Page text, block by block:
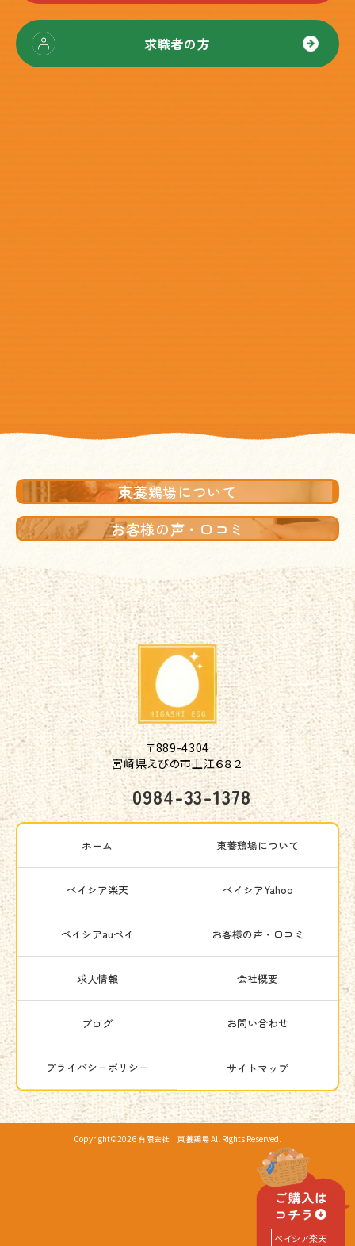
ベイシア楽天
求職者の方
東養鶏場について
お客様の声・口コミ
〒889-4304
宮崎県えびの市上江６８２
0984-33-1378
ホーム 東養鶏場について
ベイシア楽天 ベイシアYahoo
ベイシアauペイ お客様の声・口コミ
求人情報 会社概要
ブログ お問い合わせ
プライバシーポリシー サイトマップ
Copyright©2026 有限会社 東養鶏場All Rights Reserved.